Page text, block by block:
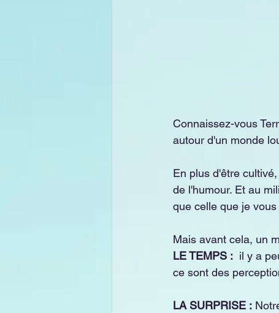
Connaissez-vous
autour d'un monde
En plus d'être
de l'humour. Et au
que celle que je
Mais avant cela, un
LE TEMPS :
il y a
ce sont des
LA SURPRISE :